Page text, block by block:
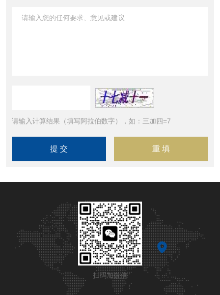
请输入计算结果（填写阿拉伯数字），如：三加四=7
扫码加微信